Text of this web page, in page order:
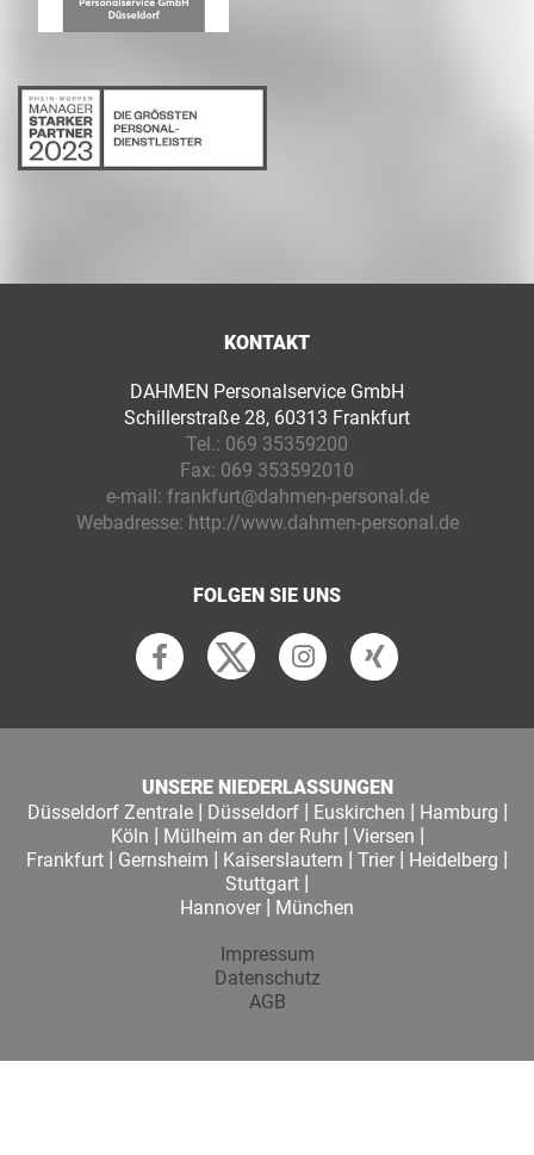
KONTAKT
DAHMEN Personalservice GmbH
Schillerstraße 28, 60313 Frankfurt
Tel.: 069 35359200
Fax: 069 353592010
e-mail: frankfurt@dahmen-personal.de
Webadresse: http://www.dahmen-personal.de
FOLGEN SIE UNS
UNSERE NIEDERLASSUNGEN
Düsseldorf Zentrale| Düsseldorf| Euskirchen | Hamburg |
Köln | Mülheim an der Ruhr| Viersen |
Frankfurt | Gernsheim | Kaiserslautern | Trier | Heidelberg |
Stuttgart |
Hannover | München
Impressum
Datenschutz
AGB